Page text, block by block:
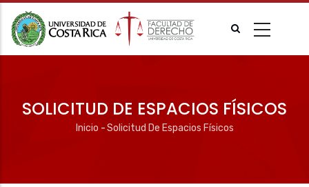
contenido
SOLICITUD DE ESPACIOS FÍSICOS
Ruta
navegación
Inicio -Solicitud De Espacios Físicos